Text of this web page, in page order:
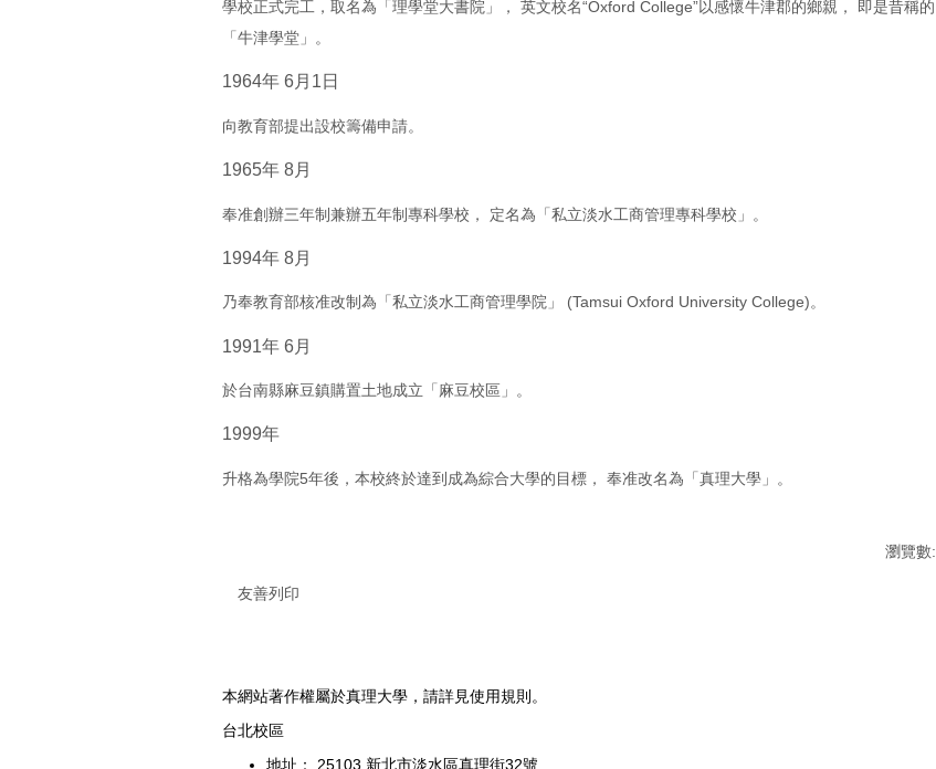
學校正式完工，取名為「理學堂大書院」， 英文校名“Oxford College”以感懷牛津郡的鄉親， 即是昔稱的
「牛津學堂」。
1964年 6月1日
向教育部提出設校籌備申請。
1965年 8月
奉准創辦三年制兼辦五年制專科學校， 定名為「私立淡水工商管理專科學校」。
1994年 8月
乃奉教育部核准改制為「私立淡水工商管理學院」 (Tamsui Oxford University College)。
1991年 6月
於台南縣麻豆鎮購置土地成立「麻豆校區」。
1999年
升格為學院5年後，本校終於達到成為綜合大學的目標， 奉准改名為「真理大學」。
瀏覽數:
友善列印
本網站著作權屬於真理大學，請詳見使用規則。
台北校區
地址： 25103 新北市淡水區真理街32號